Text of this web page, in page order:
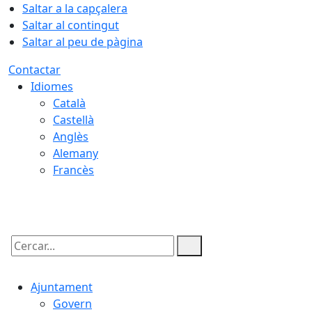
Saltar a la capçalera
Saltar al contingut
Saltar al peu de pàgina
Contactar
Idiomes
Català
Castellà
Anglès
Alemany
Francès
Cercar:
Ajuntament
Govern